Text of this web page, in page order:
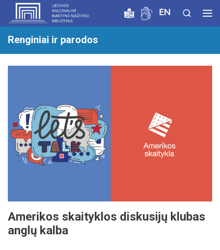
EN
Renginiai ir parodos
Amerikos skaityklos diskusijų klubas
anglų kalba